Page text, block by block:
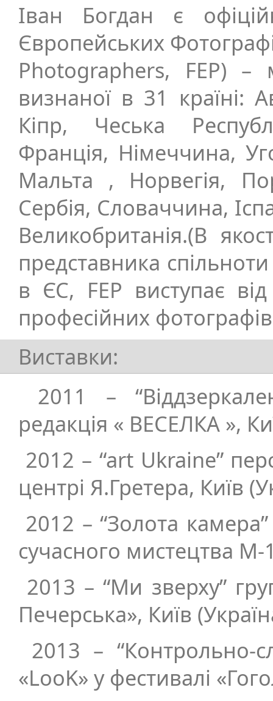
Іван Богдан є
Європейських
Photographers, FEP) –
визнаної в 31 країні:
Кіпр, Чеська
Франція, Німеччина,
Мальта , Норвегія,
Сербія, Словаччина,
Великобританія.(В
представника
в ЄС, FEP виступає
професійних
Виставки:
2011 –
редакція « ВЕСЕЛКА »,
2012 – “art Ukraine”
центрі Я.Гретера, Київ
2012 – “Золота
сучасного мистецтва М-
2013 – “Ми зверху”
Печерська», Київ
2013 – “Контрольно-
«LooK» у фестивалі